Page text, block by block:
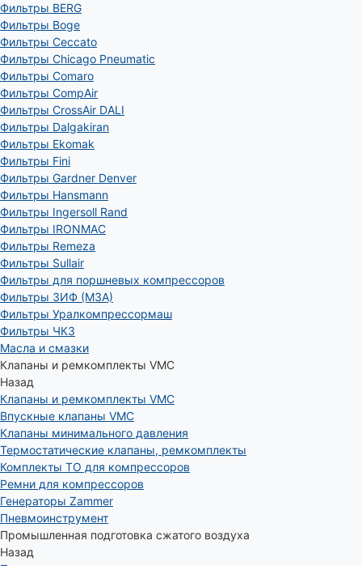
Фильтры BERG
Фильтры Boge
Фильтры Ceccato
Фильтры Chicago Pneumatic
Фильтры Comaro
Фильтры CompAir
Фильтры CrossAir DALI
Фильтры Dalgakiran
Фильтры Ekomak
Фильтры Fini
Фильтры Gardner Denver
Фильтры Hansmann
Фильтры Ingersoll Rand
Фильтры IRONMAC
Фильтры Remeza
Фильтры Sullair
Фильтры для поршневых компрессоров
Фильтры ЗИФ (МЗА)
Фильтры Уралкомпрессормаш
Фильтры ЧКЗ
Масла и смазки
Клапаны и ремкомплекты VMC
Назад
Клапаны и ремкомплекты VMC
Впускные клапаны VMC
Клапаны минимального давления
Термостатические клапаны, ремкомплекты
Комплекты ТО для компрессоров
Ремни для компрессоров
Генераторы Zammer
Пневмоинструмент
Промышленная подготовка сжатого воздуха
Назад